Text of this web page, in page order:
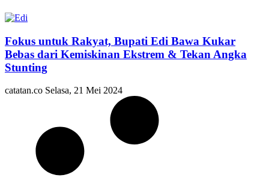
Fokus untuk Rakyat, Bupati Edi Bawa Kukar
Bebas dari Kemiskinan Ekstrem & Tekan Angka
Stunting
catatan.co Selasa, 21 Mei 2024